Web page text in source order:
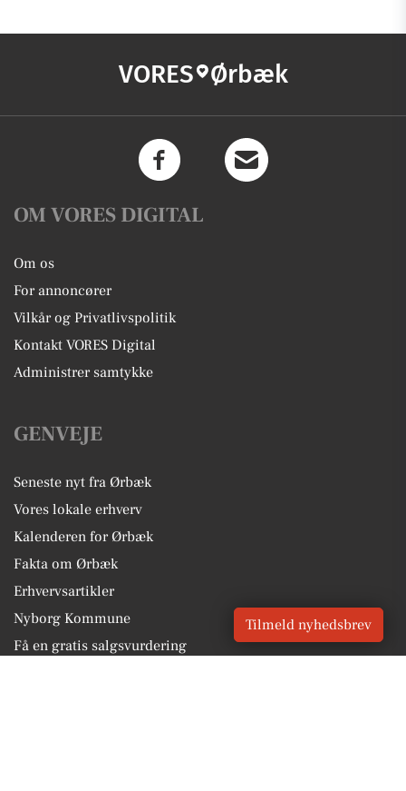
VORES Ørbæk
OM VORES DIGITAL
Om os
For annoncører
Vilkår og Privatlivspolitik
Kontakt VORES Digital
Administrer samtykke
GENVEJE
Seneste nyt fra Ørbæk
Vores lokale erhverv
Kalenderen for Ørbæk
Fakta om Ørbæk
Erhvervsartikler
Nyborg Kommune
Få en gratis salgsvurdering
Tilmeld nyhedsbrev